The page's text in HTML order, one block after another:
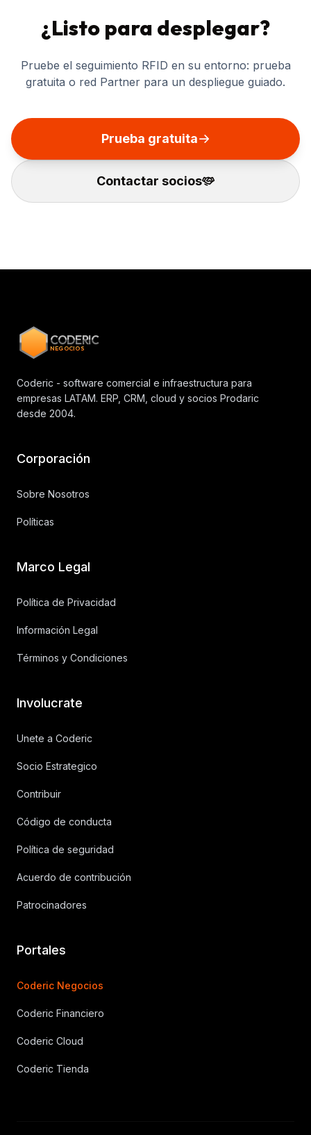
¿Listo para desplegar?
Pruebe el seguimiento RFID en su entorno: prueba
gratuita o red Partner para un despliegue guiado.
Prueba gratuita
Contactar socios
CODERIC
NEGOCIOS
Coderic - software comercial e infraestructura para
empresas LATAM. ERP, CRM, cloud y socios Prodaric
desde 2004.
Corporación
Sobre Nosotros
Políticas
Marco Legal
Política de Privacidad
Información Legal
Términos y Condiciones
Involucrate
Unete a Coderic
Socio Estrategico
Contribuir
Código de conducta
Política de seguridad
Acuerdo de contribución
Patrocinadores
Portales
Coderic Negocios
Coderic Financiero
Coderic Cloud
Coderic Tienda